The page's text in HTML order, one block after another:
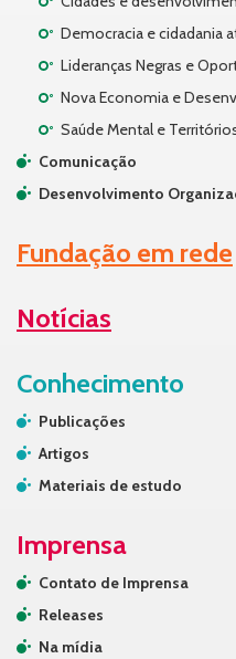
Democracia e cidadania
Lideranças Negras e
Nova Economia e
Saúde Mental e
Comunicação
Desenvolvimento
Fundação em rede
Notícias
Conhecimento
Publicações
Artigos
Materiais de estudo
Imprensa
Contato de Imprensa
Releases
Na mídia